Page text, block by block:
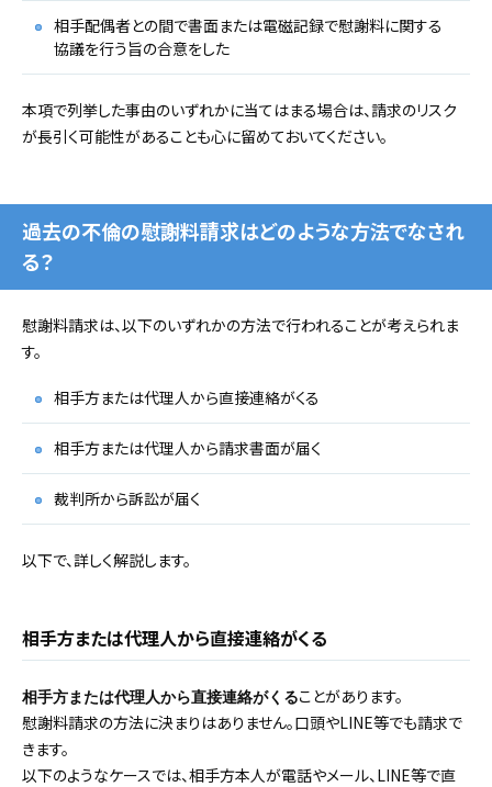
相手配偶者との間で書面または電磁記録で慰謝料に関する
協議を行う旨の合意をした
本項で列挙した事由のいずれかに当てはまる場合は、請求のリスク
が長引く可能性があることも心に留めておいてください。
過去の不倫の慰謝料請求はどのような方法でなされ
る？
慰謝料請求は、以下のいずれかの方法で行われることが考えられま
す。
相手方または代理人から直接連絡がくる
相手方または代理人から請求書面が届く
裁判所から訴訟が届く
以下で、詳しく解説します。
相手方または代理人から直接連絡がくる
相手方または代理人から直接連絡がくることがあります。
慰謝料請求の方法に決まりはありません。口頭やLINE等でも請求で
きます。
以下のようなケースでは、相手方本人が電話やメール、LINE等で直